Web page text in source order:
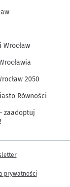
Wrocław
2050
Równości
zaadoptuj
prywatności